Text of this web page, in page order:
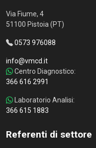
Via Fiume, 4
51100 Pistoia (PT)
0573 976088
info@vmcd.it
Centro Diagnostico:
366 616 2991
Laboratorio Analisi:
366 615 1883
Referenti di settore